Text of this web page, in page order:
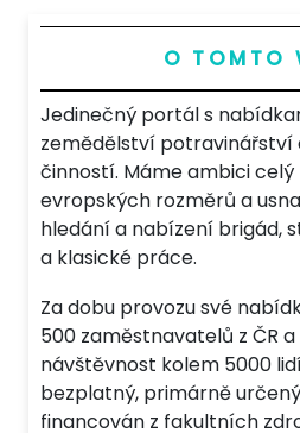
O TOMTO
Jedinečný portál s
zemědělství potravinářství
činností. Máme ambici
evropských rozměrů a
hledání a nabízení brigád,
a klasické práce.
Za dobu provozu své
500 zaměstnavatelů z ČR
návštěvnost kolem 5000
bezplatný, primárně
financován z fakultních